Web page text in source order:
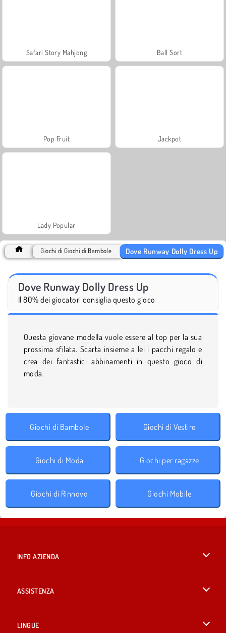
Safari Story Mahjong Ball Sort
Pop Fruit Jackpot
Lady Popular
Giochi di Giochi di Bambole Dove Runway Dolly Dress Up
Dove Runway Dolly Dress Up
Il 80% dei giocatori consiglia questo gioco
Questa giovane modella vuole essere al top per la sua
prossima sfilata. Scarta insieme a lei i pacchi regalo e
crea dei fantastici abbinamenti in questo gioco di
moda.
Giochi di Bambole Giochi di Vestire
Giochi di Moda Giochi per ragazze
Giochi di Rinnovo Giochi Mobile
INFO AZIENDA
ASSISTENZA
LINGUE